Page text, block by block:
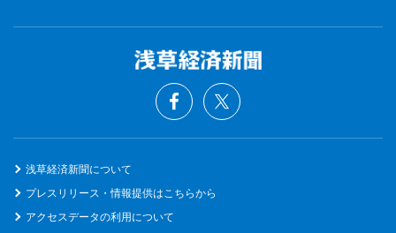
浅草経済新聞について
プレスリリース・情報提供はこちらから
アクセスデータの利用について